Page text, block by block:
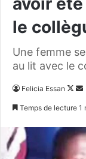
le
Une femme
au lit avec le
Felicia Essan
Temps de lecture 1